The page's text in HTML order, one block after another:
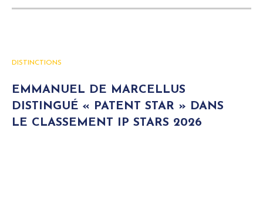
DISTINCTIONS
EMMANUEL DE MARCELLUS
DISTINGUÉ « PATENT STAR » DANS
LE CLASSEMENT IP STARS 2026